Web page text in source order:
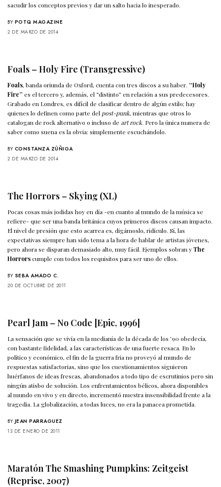
sacudir los conceptos previos y dar un salto hacia lo inesperado.
BY POTQ MAGAZINE
2 DE MARZO DE 2014
Foals – Holy Fire (Transgressive)
Foals, banda oriunda de Oxford, cuenta con tres discos a su haber. “Holy
Fire” es el tercero y, además, el “distinto” en relación a sus predecesores.
Grabado en Londres, es difícil de clasificar dentro de algún estilo; hay
quienes lo definen como parte del post-punk, mientras que otros lo
catalogan de rock alternativo o incluso deart rock. Pero la única manera de
saber como suena es la obvia: simplemente escuchándolo.
BY CONSTANZA ZÚÑIGA
2 DE MARZO DE 2014
The Horrors – Skying (XL)
Pocas cosas más jodidas hoy en día -en cuanto al mundo de la música se
refiere- que ser una banda británica cuyos primeros discos causan impacto.
El nivel de presión que esto acarrea es, digámoslo, ridículo. Sí, las
expectativas siempre han sido tema a la hora de hablar de artistas jóvenes,
pero ahora se disparan demasiado alto, muy fácil. Ejemplos sobran yThe
Horrorscumple con todos los requisitos para ser uno de ellos.
BY SEBA AMADO C.
20 DE OCTUBRE DE 2011
Pearl Jam – No Code [Epic, 1996]
La sensación que se vivía en la medianía de la década de los ’90 obedecía,
con bastante fidelidad, a las características de una fuerte resaca. En lo
político y económico, el fin de la guerra fría no proveyó al mundo de
respuestas satisfactorias, sino que los cuestionamientos siguieron
huérfanos de ideas frescas, abandonados a todo tipo de escrutinios pero sin
ningún atisbo de solución. Los enfrentamientos bélicos, ahora disponibles
al mundo en vivo y en directo, incrementó nuestra insensibilidad frente a la
tragedia. La globalización, a todas luces, no era la panacea prometida.
BY JEAN PARRAGUEZ
13 DE ENERO DE 2011
Maratón The Smashing Pumpkins: Zeitgeist
(Reprise, 2007)